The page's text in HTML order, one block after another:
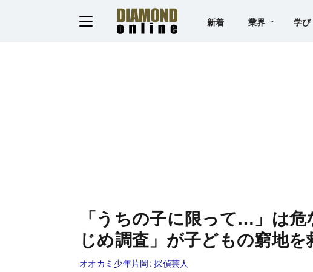
新着 業界 学び
「うちの子に限って…」は
じめ調査」が子どもの窮地を
オオカミ少年片岡:探偵芸人